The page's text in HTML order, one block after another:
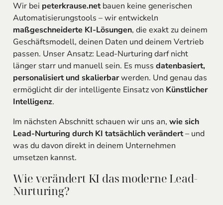
Wir bei peterkrause.netbauen keine generischen
Automatisierungstools – wir entwickeln
maßgeschneiderte KI-Lösungen, die exakt zu deinem
Geschäftsmodell, deinen Daten und deinem Vertrieb
passen. Unser Ansatz: Lead-Nurturing darf nicht
länger starr und manuell sein. Es muss datenbasiert,
personalisiert und skalierbarwerden. Und genau das
ermöglicht dir der intelligente Einsatz von Künstlicher
Intelligenz.
Im nächsten Abschnitt schauen wir uns an, wie sich
Lead-Nurturing durch KI tatsächlich verändert– und
was du davon direkt in deinem Unternehmen
umsetzen kannst.
Wie verändert KI das moderne Lead-
Nurturing?